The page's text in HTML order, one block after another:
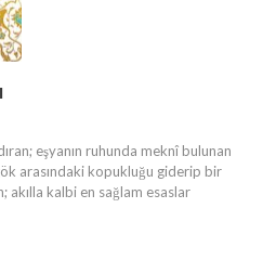
eşyanın ruhunda meknî bulunan
arasındaki kopukluğu giderip bir
akılla kalbi en sağlam esaslar